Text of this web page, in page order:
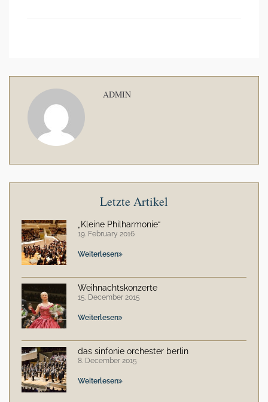
ADMIN
Letzte Artikel
„Kleine Philharmonie“
19. February 2016
Weiterlesen
Weihnachtskonzerte
15. December 2015
Weiterlesen
das sinfonie orchester berlin
8. December 2015
Weiterlesen